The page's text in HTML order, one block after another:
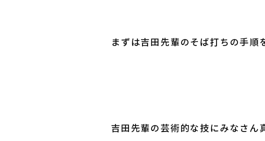
まずは吉田先輩のそば打ちの手順
吉田先輩の芸術的な技にみなさん